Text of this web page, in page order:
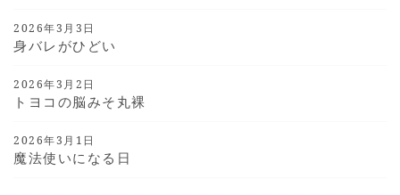
2026年3月3日
身バレがひどい
2026年3月2日
トヨコの脳みそ丸裸
2026年3月1日
魔法使いになる日